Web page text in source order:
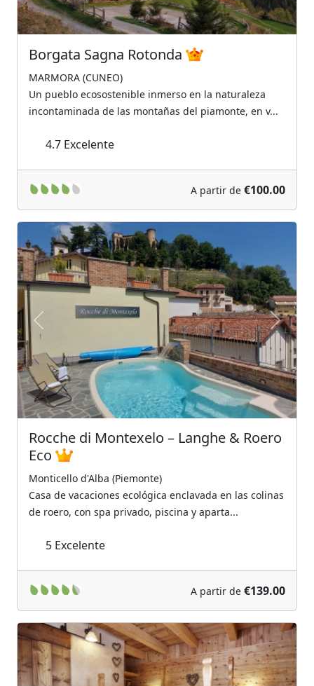
Borgata Sagna Rotonda
MARMORA (CUNEO)
Un pueblo ecosostenible inmerso en la naturaleza
incontaminada de las montañas del piamonte, en v...
4.7 Excelente
A partir de €100.00
Previous Next
Rocche di Montexelo – Langhe & Roero
Eco
Monticello d'Alba (Piemonte)
Casa de vacaciones ecológica enclavada en las colinas
de roero, con spa privado, piscina y aparta...
5 Excelente
A partir de €139.00